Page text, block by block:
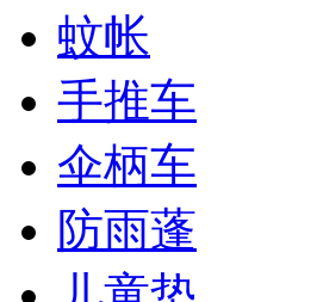
蚊帐
手推车
伞柄车
防雨蓬